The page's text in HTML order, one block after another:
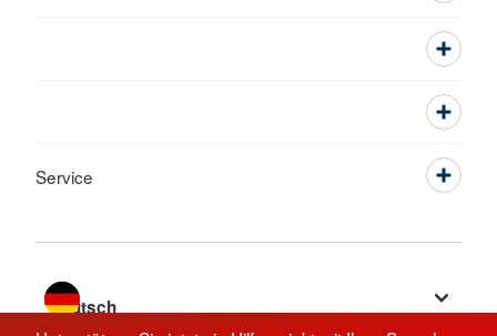
Service
Sprache wechseln zu